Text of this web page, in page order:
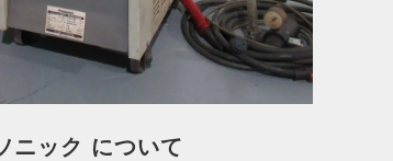
ニック について